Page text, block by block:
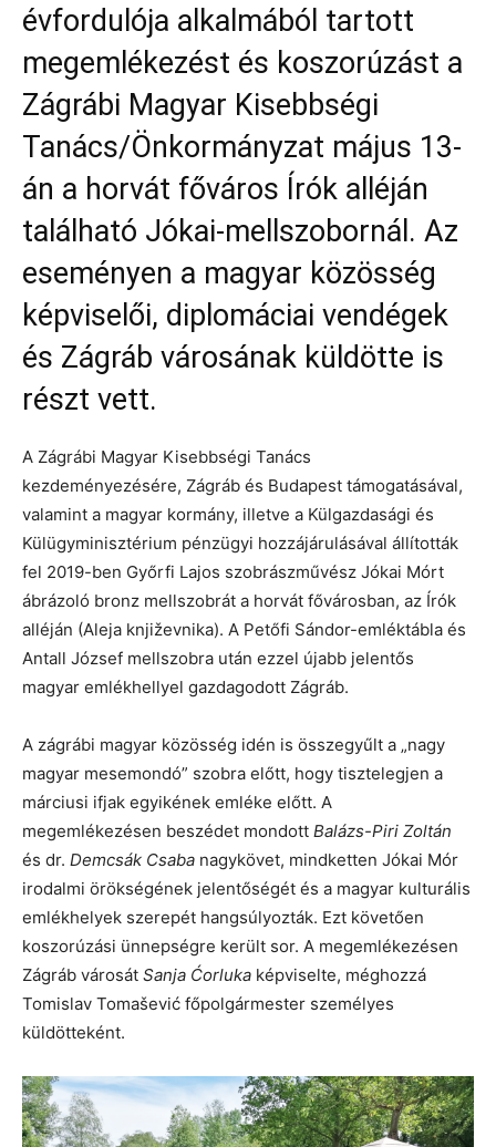
évfordulója alkalmából tartott
megemlékezést és koszorúzást a
Zágrábi Magyar Kisebbségi
Tanács/Önkormányzat május 13-
án a horvát főváros Írók alléján
található Jókai-mellszobornál. Az
eseményen a magyar közösség
képviselői, diplomáciai vendégek
és Zágráb városának küldötte is
részt vett.
A Zágrábi Magyar Kisebbségi Tanács
kezdeményezésére, Zágráb és Budapest támogatásával,
valamint a magyar kormány, illetve a Külgazdasági és
Külügyminisztérium pénzügyi hozzájárulásával állították
fel 2019-ben Győrfi Lajos szobrászművész Jókai Mórt
ábrázoló bronz mellszobrát a horvát fővárosban, az Írók
alléján (Aleja književnika). A Petőfi Sándor-emléktábla és
Antall József mellszobra után ezzel újabb jelentős
magyar emlékhellyel gazdagodott Zágráb.
A zágrábi magyar közösség idén is összegyűlt a „nagy
magyar mesemondó” szobra előtt, hogy tisztelegjen a
márciusi ifjak egyikének emléke előtt. A
megemlékezésen beszédet mondott Balázs-Piri Zoltán
és dr. Demcsák Csaba nagykövet, mindketten Jókai Mór
irodalmi örökségének jelentőségét és a magyar kulturális
emlékhelyek szerepét hangsúlyozták. Ezt követően
koszorúzási ünnepségre került sor. A megemlékezésen
Zágráb városát Sanja Ćorluka képviselte, méghozzá
Tomislav Tomašević főpolgármester személyes
küldötteként.